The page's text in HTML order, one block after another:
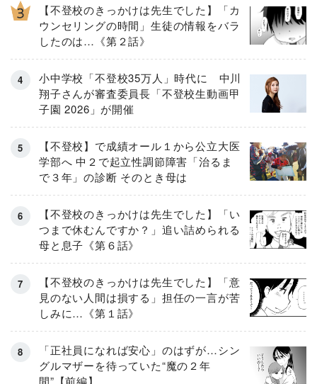
【不登校のきっかけは先生でした】「カ
ウンセリングの時間」生徒の情報をバラ
したのは…《第２話》
小中学校「不登校35万人」時代に 中川
翔子さんが審査委員長「不登校生動画甲
子園 2026」が開催
【不登校】で成績オール１から公立大医
学部へ 中２で起立性調節障害「治るま
で３年」の診断 そのとき母は
【不登校のきっかけは先生でした】「い
つまで休むんですか？」追い詰められる
母と息子《第６話》
【不登校のきっかけは先生でした】「意
見のない人間は損する」担任の一言が苦
しみに…《第１話》
「正社員になれば安心」のはずが…シン
グルマザーを待っていた“魔の２年
間”【前編】